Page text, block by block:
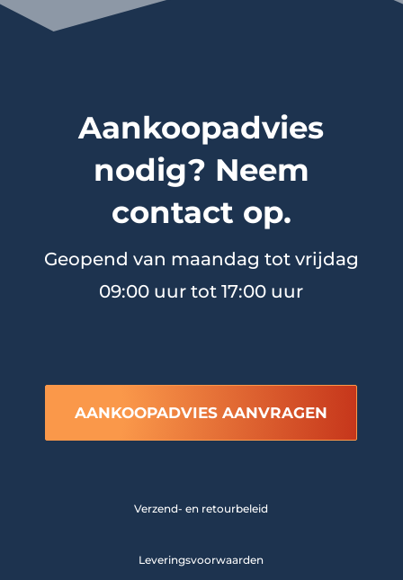
Aankoopadvies
nodig? Neem
contact op.
Geopend van maandag tot vrijdag
09:00 uur tot 17:00 uur
AANKOOPADVIES AANVRAGEN
Verzend- en retourbeleid
Leveringsvoorwaarden